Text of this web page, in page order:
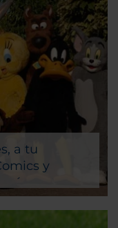
a tu
y
Warner